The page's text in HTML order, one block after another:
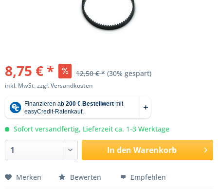
8,75 € * 12,50 € * (30% gespart)
inkl. MwSt.zzgl. Versandkosten
Sofort versandfertig, Lieferzeit ca. 1-3 Werktage
In den Warenkorb
Merken Bewerten Empfehlen